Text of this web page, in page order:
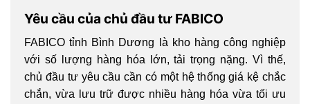
Yêu cầu của chủ đầu tư FABICO
FABICO tỉnh Bình Dương là kho hàng công nghiệp
với số lượng hàng hóa lớn, tải trọng nặng. Vì thế,
chủ đầu tư yêu cầu cần có một hệ thống giá kệ chắc
chắn, vừa lưu trữ được nhiều hàng hóa vừa tối ưu